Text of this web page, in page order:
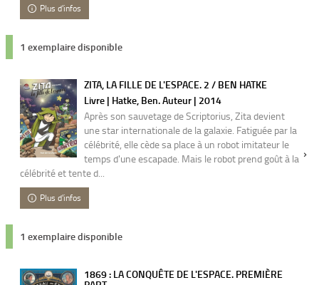
Plus d'infos
1 exemplaire disponible
ZITA, LA FILLE DE L'ESPACE. 2 / BEN HATKE
Livre | Hatke, Ben. Auteur | 2014
Après son sauvetage de Scriptorius, Zita devient
une star internationale de la galaxie. Fatiguée par la
célébrité, elle cède sa place à un robot imitateur le
temps d'une escapade. Mais le robot prend goût à la
célébrité et tente d...
Plus d'infos
1 exemplaire disponible
1869 : LA CONQUÊTE DE L'ESPACE. PREMIÈRE